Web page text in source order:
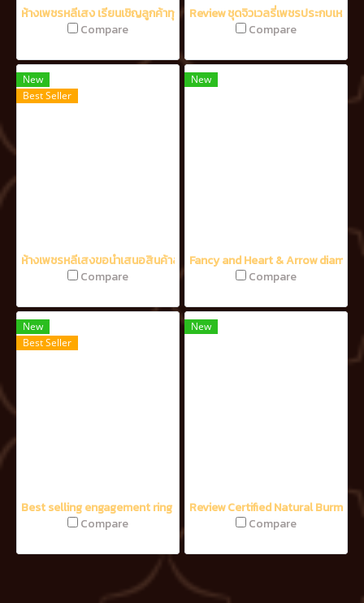
ห้างเพชรหลีเสง เรียนเชิญลูกค้าทุกท่าน ร่วมประดับ จี้, เข็มกลัด, แหวน, ต่
Compare
Review ชุดจิวเวลรี่เพชรประกบเหลี่
Compare
New
Best Seller
ห้างเพชรหลีเสงขอนำเสนอสินค้าสุดพิเศษ เพื่อน้อมรำลึกถึงรัชกาลที่ 9
Compare
New
Fancy and Heart & Arrow
Compare
New
Best Seller
Best selling engagement ring of the month By Lee Seng Jewelry
Compare
New
Review Certified Natural Burma
Compare